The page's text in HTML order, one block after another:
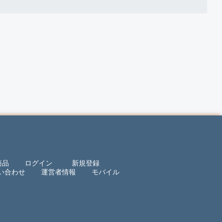
品 ログイン
新規登録
合わせ
運営者情報 モバイル